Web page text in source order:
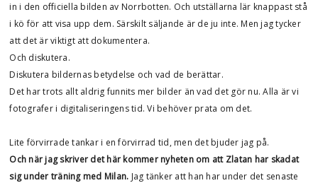
in i den officiella bilden av Norrbotten. Och utställarna lär knappast stå
i kö för att visa upp dem. Särskilt säljande är de ju inte. Men jag tycker
att det är viktigt att dokumentera.
Och diskutera.
Diskutera bildernas betydelse och vad de berättar.
Det har trots allt aldrig funnits mer bilder än vad det gör nu. Alla är vi
fotografer i digitaliseringens tid. Vi behöver prata om det.
Lite förvirrade tankar i en förvirrad tid, men det bjuder jag på.
Och när jag skriver det här kommer nyheten om att Zlatan har skadat
sig under träning med Milan. Jag tänker att han har under det senaste